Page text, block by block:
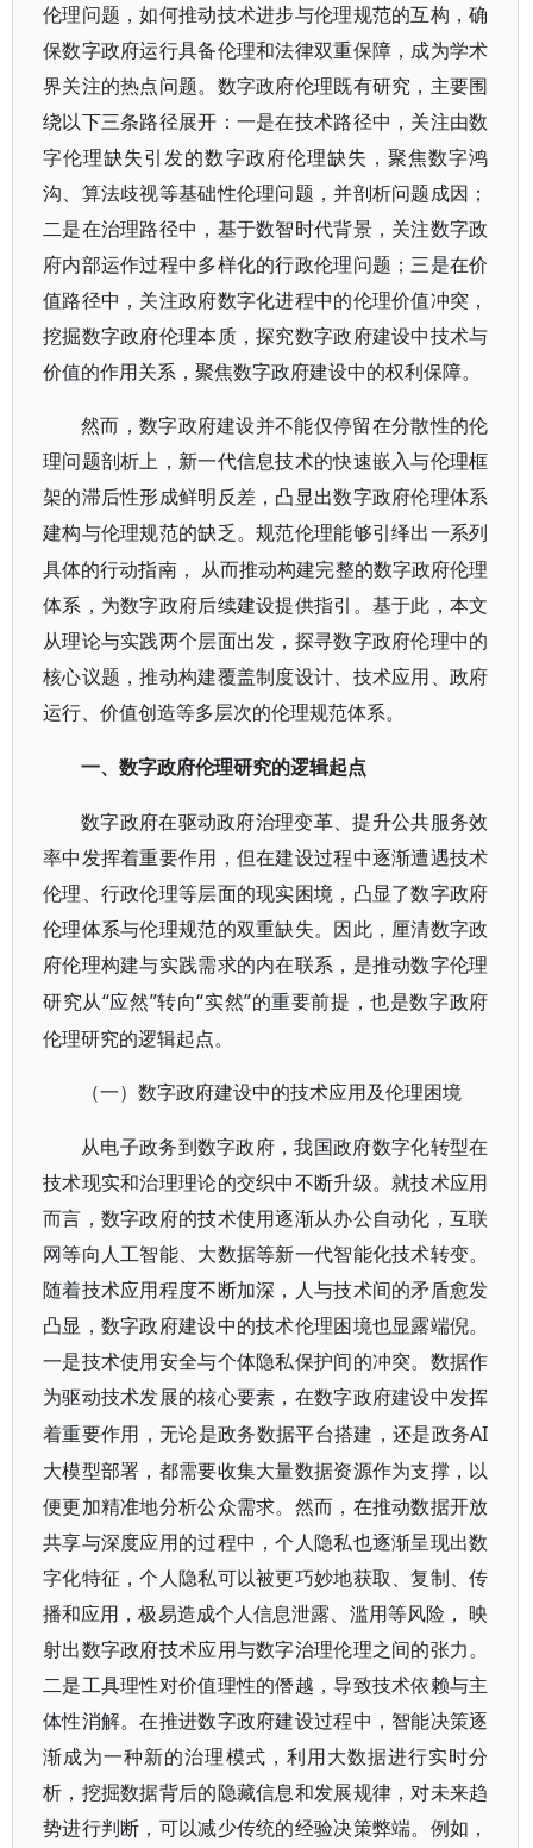
伦理问题，如何推动技术进步与伦理规范的互构，确
保数字政府运行具备伦理和法律双重保障，成为学术
界关注的热点问题。数字政府伦理既有研究，主要围
绕以下三条路径展开：一是在技术路径中，关注由数
字伦理缺失引发的数字政府伦理缺失，聚焦数字鸿
沟、算法歧视等基础性伦理问题，并剖析问题成因；
二是在治理路径中，基于数智时代背景，关注数字政
府内部运作过程中多样化的行政伦理问题；三是在价
值路径中，关注政府数字化进程中的伦理价值冲突，
挖掘数字政府伦理本质，探究数字政府建设中技术与
价值的作用关系，聚焦数字政府建设中的权利保障。
然而，数字政府建设并不能仅停留在分散性的伦
理问题剖析上，新一代信息技术的快速嵌入与伦理框
架的滞后性形成鲜明反差，凸显出数字政府伦理体系
建构与伦理规范的缺乏。规范伦理能够引绎出一系列
具体的行动指南，
从而推动构建完整的数字政府伦理
体系，为数字政府后续建设提供指引。基于此，本文
从理论与实践两个层面出发，探寻数字政府伦理中的
核心议题，推动构建覆盖制度设计、技术应用、政府
运行、价值创造等多层次的伦理规范体系。
一、数字政府伦理研究的逻辑起点
数字政府在驱动政府治理变革、提升公共服务效
率中发挥着重要作用，但在建设过程中逐渐遭遇技术
伦理、行政伦理等层面的现实困境，凸显了数字政府
伦理体系与伦理规范的双重缺失。因此，厘清数字政
府伦理构建与实践需求的内在联系，是推动数字伦理
研究从“应然”转向“实然”的重要前提，也是数字政府
伦理研究的逻辑起点。
（一）数字政府建设中的技术应用及伦理困境
从电子政务到数字政府，我国政府数字化转型在
技术现实和治理理论的交织中不断升级。就技术应用
而言，数字政府的技术使用逐渐从办公自动化，互联
网等向人工智能、大数据等新一代智能化技术转变。
随着技术应用程度不断加深，人与技术间的矛盾愈发
凸显，数字政府建设中的技术伦理困境也显露端倪。
一是技术使用安全与个体隐私保护间的冲突。数据作
为驱动技术发展的核心要素，在数字政府建设中发挥
着重要作用，无论是政务数据平台搭建，还是政务AI
大模型部署，都需要收集大量数据资源作为支撑，以
便更加精准地分析公众需求。然而，在推动数据开放
共享与深度应用的过程中，个人隐私也逐渐呈现出数
字化特征，个人隐私可以被更巧妙地获取、复制、传
播和应用，极易造成个人信息泄露、滥用等风险， 映
射出数字政府技术应用与数字治理伦理之间的张力。
二是工具理性对价值理性的僭越，导致技术依赖与主
体性消解。在推进数字政府建设过程中，智能决策逐
渐成为一种新的治理模式，利用大数据进行实时分
析，挖掘数据背后的隐藏信息和发展规律，对未来趋
势进行判断，可以减少传统的经验决策弊端。例如，